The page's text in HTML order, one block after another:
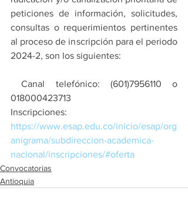
peticiones de información, solicitudes,
consultas o requerimientos pertinentes
al proceso de inscripción para el periodo
2024-2, son los siguientes:
Canal telefónico: (601)7956110 o
018000423713
https://www.esap.edu.co/inicio/esap/org
anigrama/subdireccion-academica-
nacional/inscripciones/#oferta
Convocatorias
Antioquia